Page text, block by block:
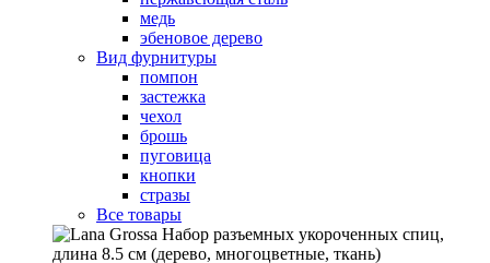
медь
эбеновое дерево
Вид фурнитуры
помпон
застежка
чехол
брошь
пуговица
кнопки
стразы
Все товары